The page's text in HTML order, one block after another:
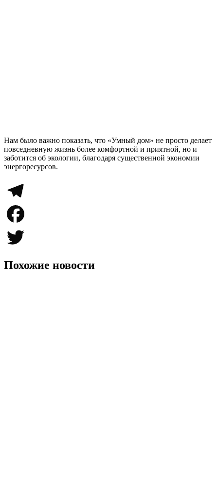
Нам было важно показать, что «Умный дом» не просто делает
повседневную жизнь более комфортной и приятной, но и
заботится об экологии, благодаря существенной экономии
энергоресурсов.
Telegram
Facebook
Twitter
Похожие новости